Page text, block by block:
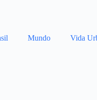
Mundo Vida